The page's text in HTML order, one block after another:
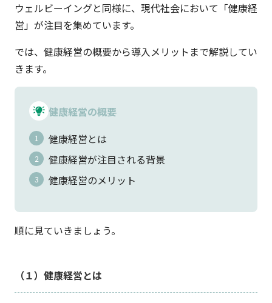
ウェルビーイングと同様に、現代社会において「健康経
営」が注目を集めています。
では、健康経営の概要から導入メリットまで解説してい
きます。
健康経営の概要
健康経営とは
健康経営が注目される背景
健康経営のメリット
順に見ていきましょう。
（１）健康経営とは